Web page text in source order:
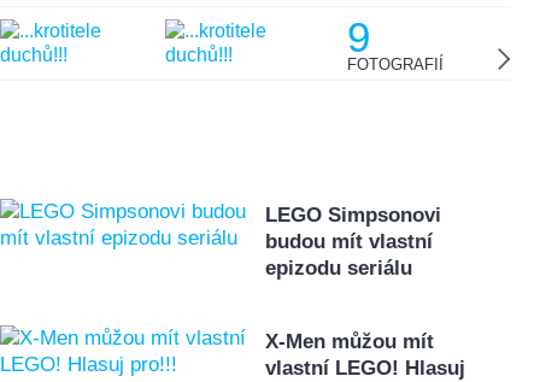
9
FOTOGRAFIÍ
LEGO Simpsonovi
budou mít vlastní
epizodu seriálu
X-Men můžou mít
vlastní LEGO! Hlasuj